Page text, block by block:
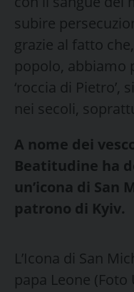
subire
grazie al fatto
popolo, abbiamo
‘roccia di
nei secoli,
A nome dei
Beatitudine ha
un’icona di San
patrono di Kyiv.
L’Icona di San
papa Leone (Foto